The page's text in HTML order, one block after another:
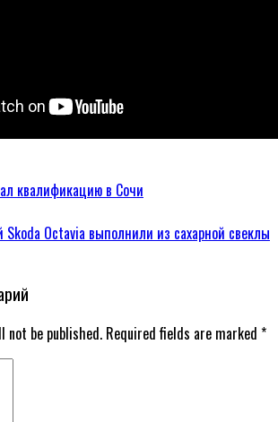
квалификацию в Сочи
Skoda Octavia выполнили из сахарной свеклы
not be published. Required fields are marked *